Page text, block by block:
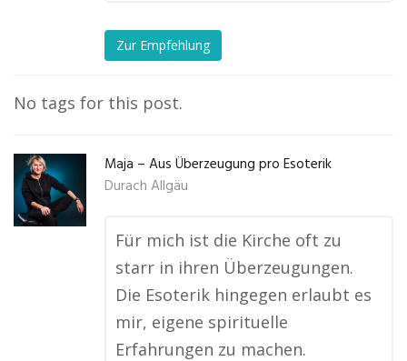
Zur Empfehlung
No tags for this post.
Maja – Aus Überzeugung pro Esoterik
Durach Allgäu
Für mich ist die Kirche oft zu
starr in ihren Überzeugungen.
Die Esoterik hingegen erlaubt es
mir, eigene spirituelle
Erfahrungen zu machen.